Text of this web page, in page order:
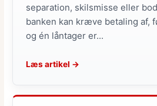
separation, skilsmisse eller
banken kan kræve betaling af,
og én låntager er...
Læs artikel →